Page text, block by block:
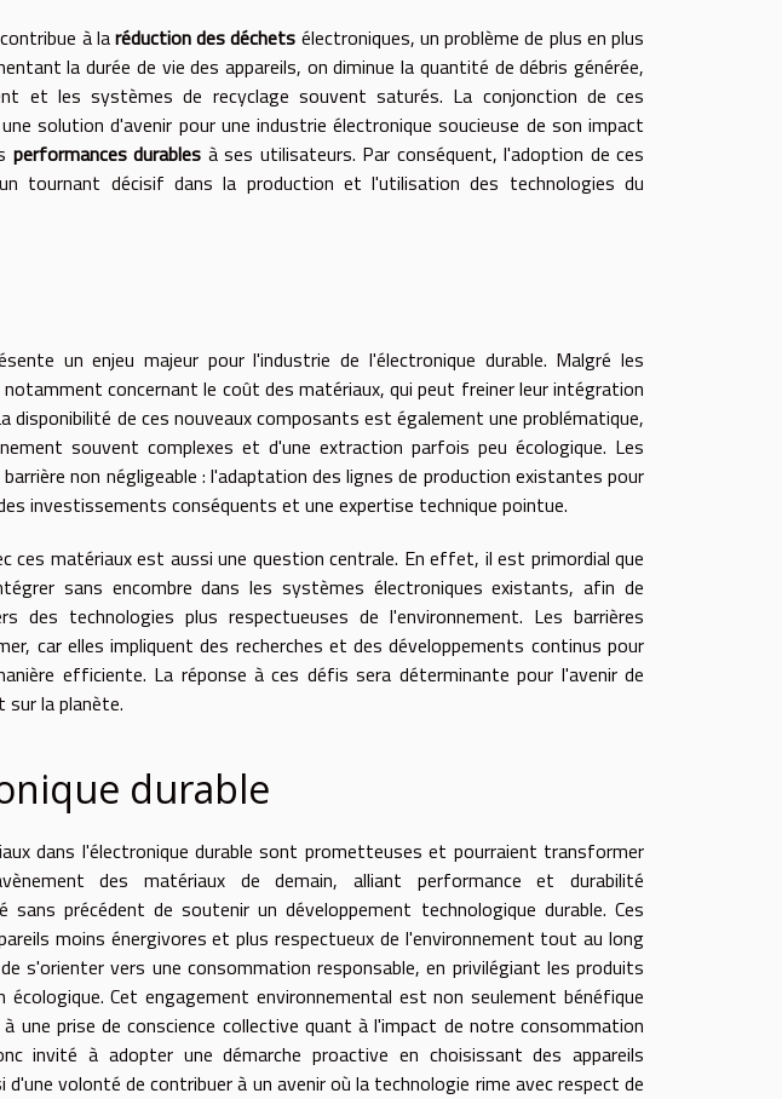
à laréduction des déchets électroniques, un problème de plus en plus
la durée de vie des appareils, on diminue la quantité de débris générée,
et les systèmes de recyclage souvent saturés. La conjonction de ces
solution d'avenir pour une industrie électronique soucieuse de son impact
performances durables à ses utilisateurs. Par conséquent, l'adoption de ces
tournant décisif dans la production et l'utilisation des technologies du
un enjeu majeur pour l'industrie de l'électronique durable. Malgré les
concernant le coût des matériaux, qui peut freiner leur intégration
disponibilité de ces nouveaux composants est également une problématique,
souvent complexes et d'une extraction parfois peu écologique. Les
non négligeable : l'adaptation des lignes de production existantes pour
investissements conséquents et une expertise technique pointue.
ces matériaux est aussi une question centrale. En effet, il est primordial que
sans encombre dans les systèmes électroniques existants, afin de
des technologies plus respectueuses de l'environnement. Les barrières
car elles impliquent des recherches et des développements continus pour
efficiente. La réponse à ces défis sera déterminante pour l'avenir de
sur la planète.
durable
dans l'électronique durable sont prometteuses et pourraient transformer
des matériaux de demain, alliant performance et durabilité
précédent de soutenir un développement technologique durable. Ces
moins énergivores et plus respectueux de l'environnement tout au long
s'orienter vers une consommation responsable, en privilégiant les produits
Cet engagement environnemental est non seulement bénéfique
une prise de conscience collective quant à l'impact de notre consommation
invité à adopter une démarche proactive en choisissant des appareils
volonté de contribuer à un avenir où la technologie rime avec respect de